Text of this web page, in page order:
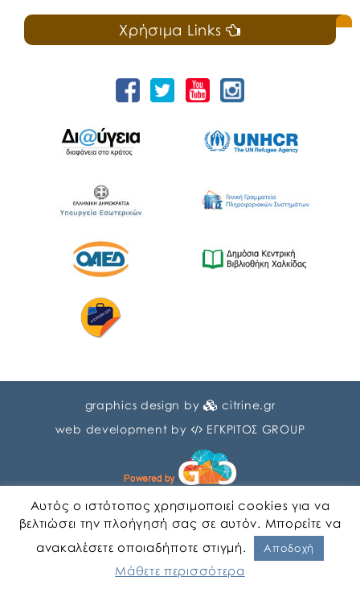
Χρήσιμα Links
graphics design by
citrine.gr
web development by
ΕΓΚΡΙΤΟΣ GROUP
Αυτός ο ιστότοπος χρησιμοποιεί cookies για να
βελτιώσει την πλοήγησή σας σε αυτόν. Μπορείτε να
ανακαλέσετε οποιαδήποτε στιγμή.
Αποδοχή
Μάθετε περισσότερα
Αγγλικα Ελληνικα